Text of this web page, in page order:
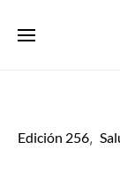
Edición 256